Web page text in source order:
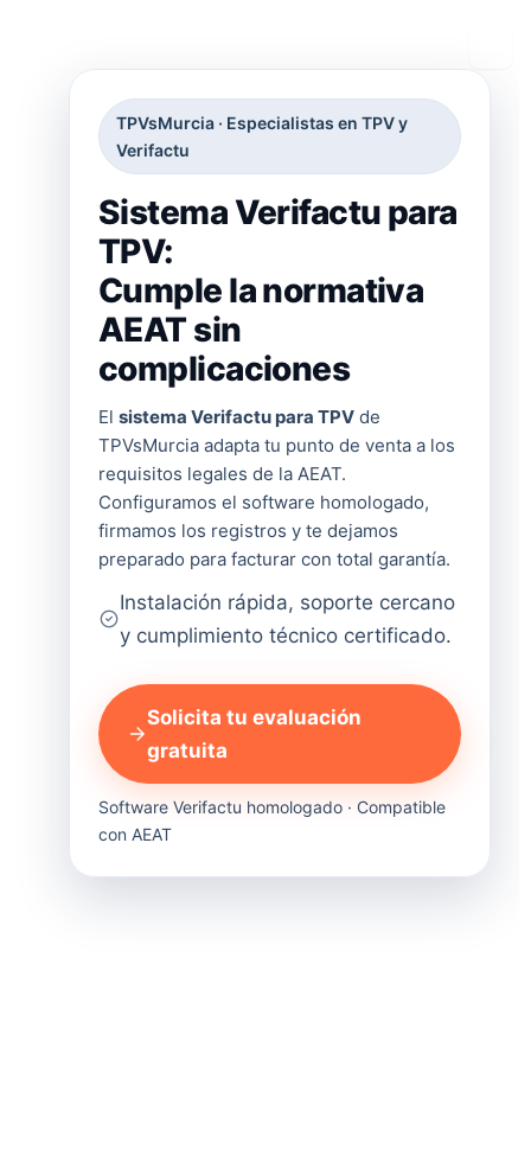
contenido
TPVsMurcia · Especialistas en TPV y
Verifactu
Sistema Verifactu para
TPV:
Cumple la normativa
AEAT sin
complicaciones
El sistema Verifactu para TPV de
TPVsMurcia adapta tu punto de venta a los
requisitos legales de la AEAT.
Configuramos el software homologado,
firmamos los registros y te dejamos
preparado para facturar con total garantía.
Instalación rápida, soporte cercano
y cumplimiento técnico certificado.
Solicita tu evaluación
gratuita
Software Verifactu homologado · Compatible
con AEAT